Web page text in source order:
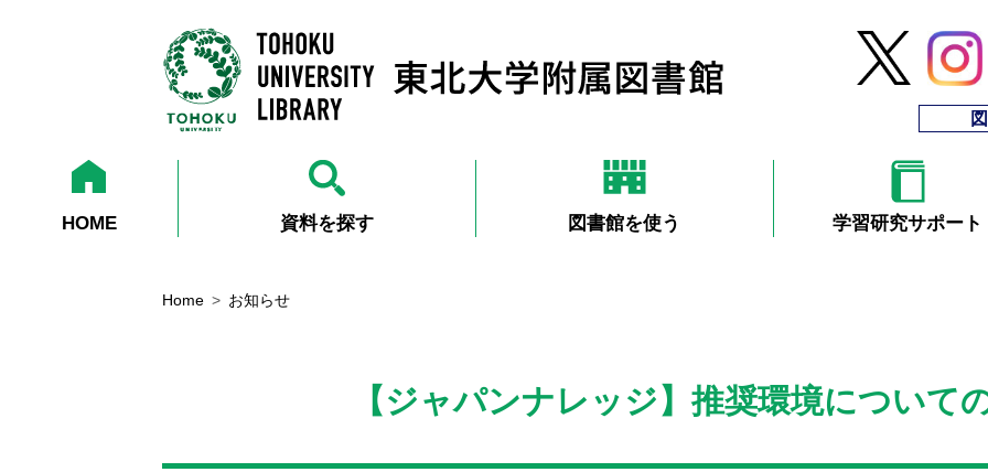
HOME 資料を探す 図書館を使う 学習研究サポート
Home お知らせ
【ジャパンナレッジ】推奨環境について